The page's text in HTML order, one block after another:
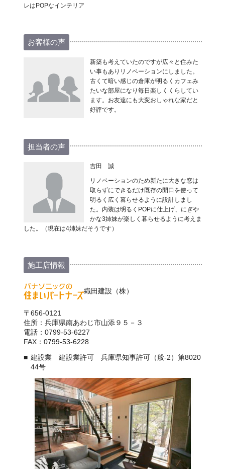
レはPOPなインテリア
お客様の声
新築も考えていたのですが広々と住みた
い事もありリノベーションにしました。
古くて暗い感じの倉庫が明るくカフェみ
たいな部屋になり毎日楽しくくらしてい
ます。お友達にも大変おしゃれな家だと
好評です。
担当者の声
吉田 誠
リノベーションのため新たに大きな窓は
取らずにできるだけ既存の開口を使って
明るく広く暮らせるように設計しまし
た。内装は明るくPOPに仕上げ、にぎや
かな3姉妹が楽しく暮らせるように考えま
した。（現在は4姉妹だそうです）
施工店情報
織田建設（株）
〒656-0121
住所：兵庫県南あわじ市山添９５－３
電話：0799-53-6227
FAX：0799-53-6228
建設業 建設業許可 兵庫県知事許可（般-2）第8020
44号